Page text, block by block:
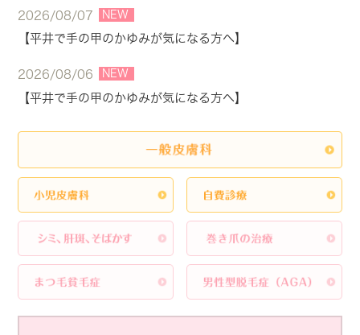
2026/08/07 NEW
【平井で手の甲のかゆみが気になる方へ】
2026/08/06 NEW
【平井で手の甲のかゆみが気になる方へ】